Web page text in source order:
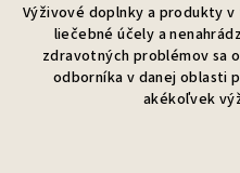
Výživové doplnky a produkty
liečebné účely a
zdravotných problémov sa
odborníka v danej oblasti
akékoľvek